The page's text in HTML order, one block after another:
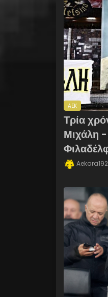
AEK
Τρία
Μιχάλη -